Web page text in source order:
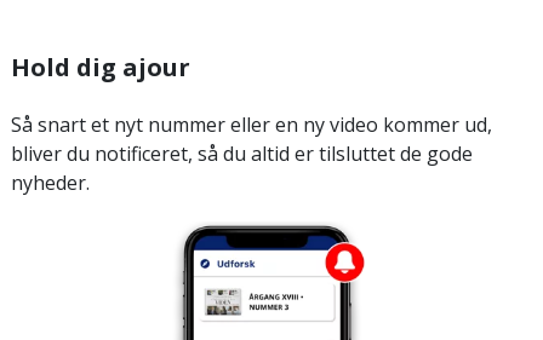
Hold dig ajour
Så snart et nyt nummer eller en ny video kommer ud,
bliver du notificeret, så du altid er tilsluttet de gode
nyheder.